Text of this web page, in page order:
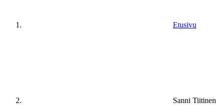
Etusivu
Sanni Tiitinen